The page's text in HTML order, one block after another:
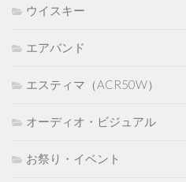
ウイスキー
エアバンド
エスティマ（ACR50W）
オーディオ・ビジュアル
お祭り・イベント